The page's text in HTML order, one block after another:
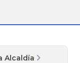
Alcaldía